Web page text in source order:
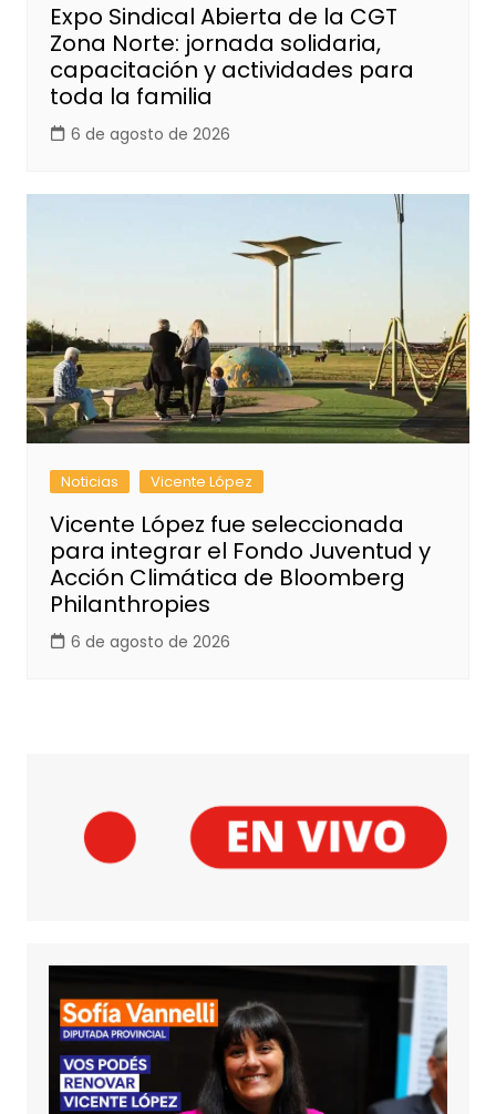
Expo Sindical Abierta de la CGT
Zona Norte: jornada solidaria,
capacitación y actividades para
toda la familia
6 de agosto de 2026
Noticias Vicente López
Vicente López fue seleccionada
para integrar el Fondo Juventud y
Acción Climática de Bloomberg
Philanthropies
6 de agosto de 2026